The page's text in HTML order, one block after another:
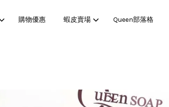
購物優惠 蝦皮賣場 Queen部落格